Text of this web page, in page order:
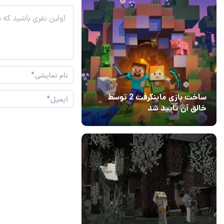
ساخت بازی ماینکرفت 2 توسط
خالق آن تایید شد
۱
04 آبان 1403